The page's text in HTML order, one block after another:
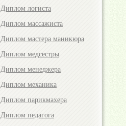
Диплом логиста
Диплом массажиста
Диплом мастера маникюра
Диплом медсестры
Диплом менеджера
Диплом механика
Диплом парикмахера
Диплом педагога